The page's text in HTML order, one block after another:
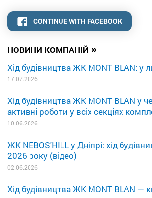
НОВИНИ КОМПАНІЙ »
Хід будівництва ЖК MONT BLAN: у
17.07.2026
Хід будівництва ЖК MONT BLAN у
активні роботи у всіх секціях
10.06.2026
ЖК NEBOS'HILL у Дніпрі: хід
2026 року (відео)
02.06.2026
Хід будівництва ЖК MONT BLAN —
CONTINUE WITH FACEBOOK